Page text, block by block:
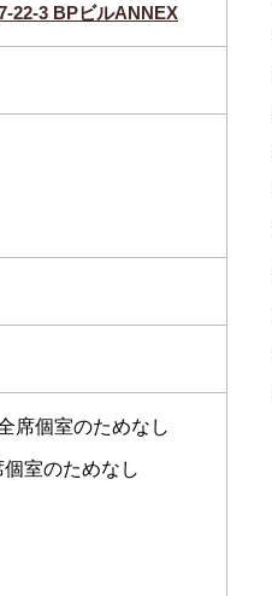
22-3 BPビルANNEX
席個室のためなし
室のためなし